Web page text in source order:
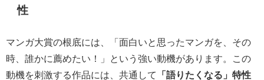
性
マンガ大賞の根底には、「面白いと思ったマンガを、その
時、誰かに薦めたい！」という強い動機があります。この
動機を刺激する作品には、共通して
「語りたくなる」特性